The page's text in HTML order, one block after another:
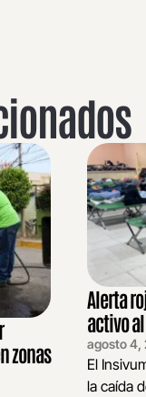
zonas
Alerta
activo
agosto 4,
El
la caída